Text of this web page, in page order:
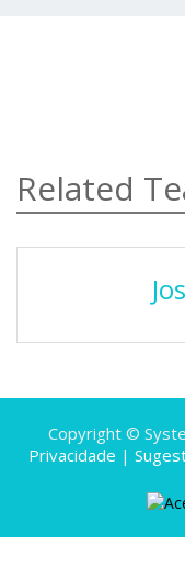
Related
Copyright ©
Privacidade |